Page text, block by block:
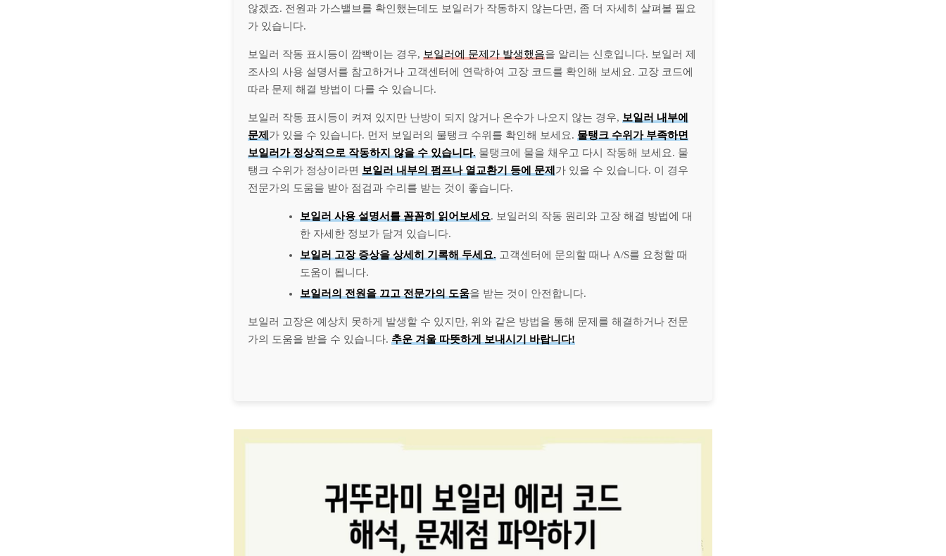
않겠죠. 전원과 가스밸브를 확인했는데도 보일러가 작동하지 않는다면, 좀 더 자세히 살펴볼 필요
가 있습니다.
보일러 작동 표시등이 깜빡이는 경우, 보일러에 문제가 발생했음을 알리는 신호입니다. 보일러 제
조사의 사용 설명서를 참고하거나 고객센터에 연락하여 고장 코드를 확인해 보세요. 고장 코드에
따라 문제 해결 방법이 다를 수 있습니다.
보일러 작동 표시등이 켜져 있지만 난방이 되지 않거나 온수가 나오지 않는 경우, 보일러 내부에
문제가 있을 수 있습니다. 먼저 보일러의 물탱크 수위를 확인해 보세요. 물탱크 수위가 부족하면
보일러가 정상적으로 작동하지 않을 수 있습니다. 물탱크에 물을 채우고 다시 작동해 보세요. 물
탱크 수위가 정상이라면 보일러 내부의 펌프나 열교환기 등에 문제가 있을 수 있습니다. 이 경우
전문가의 도움을 받아 점검과 수리를 받는 것이 좋습니다.
보일러 사용 설명서를 꼼꼼히 읽어보세요. 보일러의 작동 원리와 고장 해결 방법에 대
한 자세한 정보가 담겨 있습니다.
보일러 고장 증상을 상세히 기록해 두세요. 고객센터에 문의할 때나 A/S를 요청할 때
도움이 됩니다.
보일러의 전원을 끄고 전문가의 도움을 받는 것이 안전합니다.
보일러 고장은 예상치 못하게 발생할 수 있지만, 위와 같은 방법을 통해 문제를 해결하거나 전문
가의 도움을 받을 수 있습니다. 추운 겨울 따뜻하게 보내시기 바랍니다!